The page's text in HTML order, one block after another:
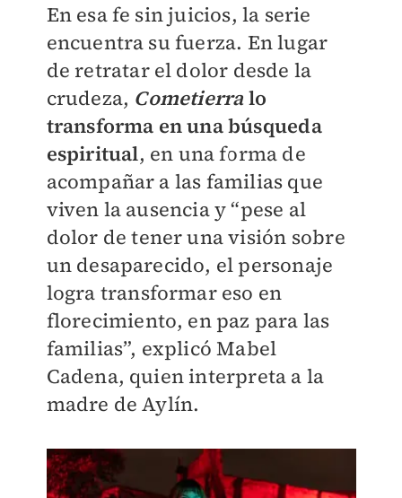
En esa fe sin juicios, la serie
encuentra su fuerza. En lugar
de retratar el dolor desde la
crudeza, Cometierralo
transforma en una búsqueda
espiritual, en una forma de
acompañar a las familias que
viven la ausencia y “pese al
dolor de tener una visión sobre
un desaparecido, el personaje
logra transformar eso en
florecimiento, en paz para las
familias”, explicó Mabel
Cadena, quien interpreta a la
madre de Aylín.